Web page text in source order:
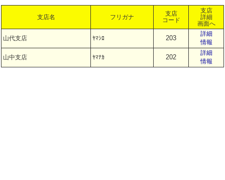
支店名 フリガナ
支店
コード
支店
詳細
画面へ
山代支店 ﾔﾏｼﾛ 203
詳細
情報
山中支店 ﾔﾏﾅｶ 202
詳細
情報